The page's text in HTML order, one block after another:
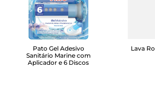
Pato Gel Adesivo
Sanitário Marine com
Aplicador e 6 Discos
Lava